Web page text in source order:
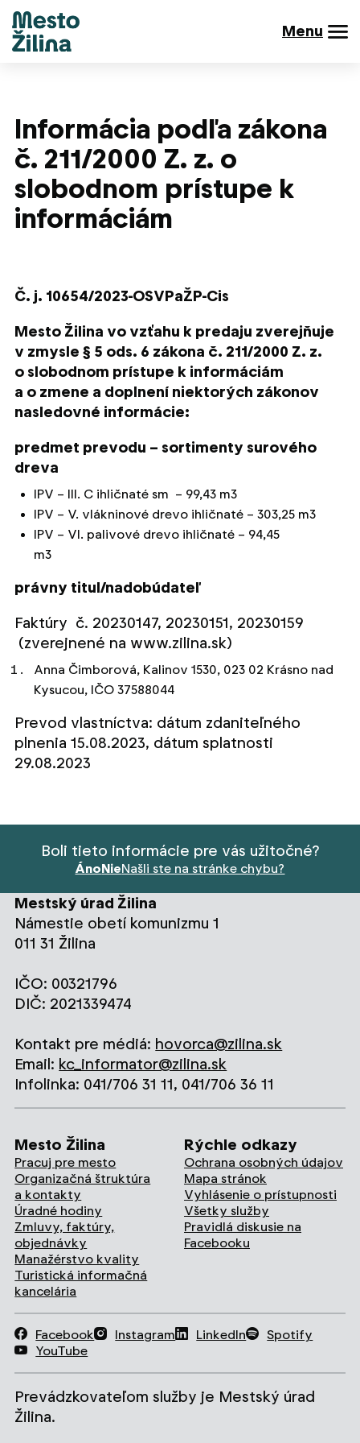
Menu
Informácia podľa zákona
č. 211/2000 Z. z. o
slobodnom prístupe k
informáciám
Č. j. 10654/2023-OSVPaŽP-Cis
Mesto Žilina vo vzťahu k predaju zverejňuje
v zmysle § 5 ods. 6 zákona č. 211/2000 Z. z.
o slobodnom prístupe k informáciám
a o zmene a doplnení niektorých zákonov
nasledovné informácie:
predmet prevodu – sortimenty surového
dreva
IPV – III. C ihličnaté sm – 99,43 m3
IPV – V. vlákninové drevo ihličnaté – 303,25 m3
IPV – VI. palivové drevo ihličnaté – 94,45
m3
právny titul/nadobúdateľ
Faktúry č. 20230147, 20230151, 20230159
(zverejnené na www.zilina.sk)
Anna Čimborová, Kalinov 1530, 023 02 Krásno nad
Kysucou, IČO 37588044
Prevod vlastníctva: dátum zdaniteľného
plnenia 15.08.2023, dátum splatnosti
29.08.2023
Boli tieto informácie pre vás užitočné?
ÁnoNieNašli ste na stránke chybu?
Mestský úrad Žilina
Námestie obetí komunizmu 1
011 31 Žilina
IČO: 00321796
DIČ: 2021339474
Kontakt pre médiá: hovorca@zilina.sk
Email: kc_informator@zilina.sk
Infolinka: 041/706 31 11, 041/706 36 11
Mesto Žilina
Pracuj pre mesto
Organizačná štruktúra
a kontakty
Úradné hodiny
Zmluvy, faktúry,
objednávky
Manažérstvo kvality
Turistická informačná
kancelária
Rýchle odkazy
Ochrana osobných údajov
Mapa stránok
Vyhlásenie o prístupnosti
Všetky služby
Pravidlá diskusie na
Facebooku
Facebook Instagram LinkedIn
Spotify
YouTube
Prevádzkovateľom služby je Mestský úrad
Žilina.